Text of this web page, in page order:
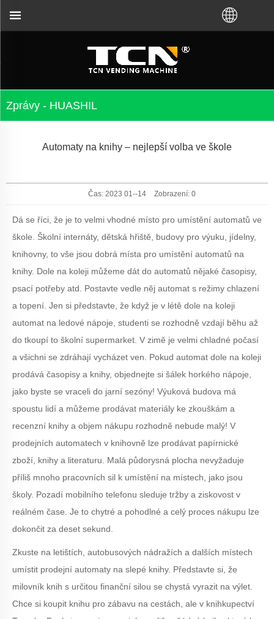
Zprávy - HUASHIL
Automaty na knihy – nejlepší volba ve škole
Čas: 2023 01--14 Zobrazení: 0
Dá se říci, že je to velmi vhodné místo pro umístění automatů ve
škole. Školní internáty, dětská hřiště, budovy pro výuku, jídelny,
knihovny, to vše jsou dobrá místa pro umístění automatů na
knihy. Dole na koleji můžeme dát do automatů nějaké časopisy,
psací potřeby atd. Postavte vedle něj automat s režimy chlazení
a topení. Jen si představte, že když je v létě dole na koleji
automat na ledové nápoje, studenti se rozhodně vzdají běhu až
do tkoupí to školní supermarket. V zimě je velmi chladné počasí
a všichni se zdráhají vycházet ven. Pokud automat dole na koleji
prodává časopisy a knihy, objednejte si šálek horkého nápoje,
jako byste se vraceli do jarní sezóny! Výuková budova má
spoustu lidí a můžeme prodávat materiály ke zkouškám a
recenzní knihy a objem nákupu rozhodně nebude malý! V
prodejních automatech v knihovně lze prodávat papírnické
zboží, knihy a literaturu. Malá půdorysná plocha nevyžaduje
příliš mnoho pracovních sil k umístění na místech, jako jsou
školy. Pozadí mobilního telefonu sleduje tržby a ziskovost v
reálném čase. Je to chytré a pohodlné a celý proces nákupu lze
dokončit za deset sekund.
Zkuste na letištích, autobusových nádražích a dalších místech
umístit prodejní automaty na slepé knihy. Představte si, že
milovník knih s určitou finanční silou se chystá vyrazit na výlet.
Chce si koupit knihu pro zábavu na cestách, ale v knihkupectví
prodejních automatů a řešení problémů bez